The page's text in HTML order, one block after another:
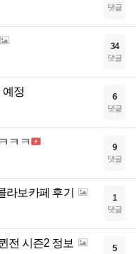
댓글
34
댓글
예정 6
댓글
ㅋㅋ 9
댓글
라보카페 후기 1
댓글
전 시즌2 정보 5